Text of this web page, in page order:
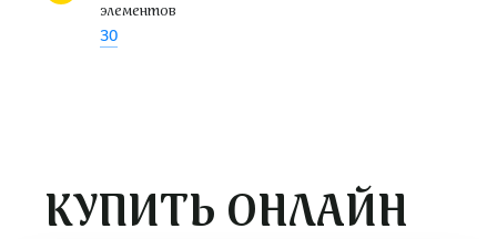
элементов
30
КУПИТЬ ОНЛАЙН